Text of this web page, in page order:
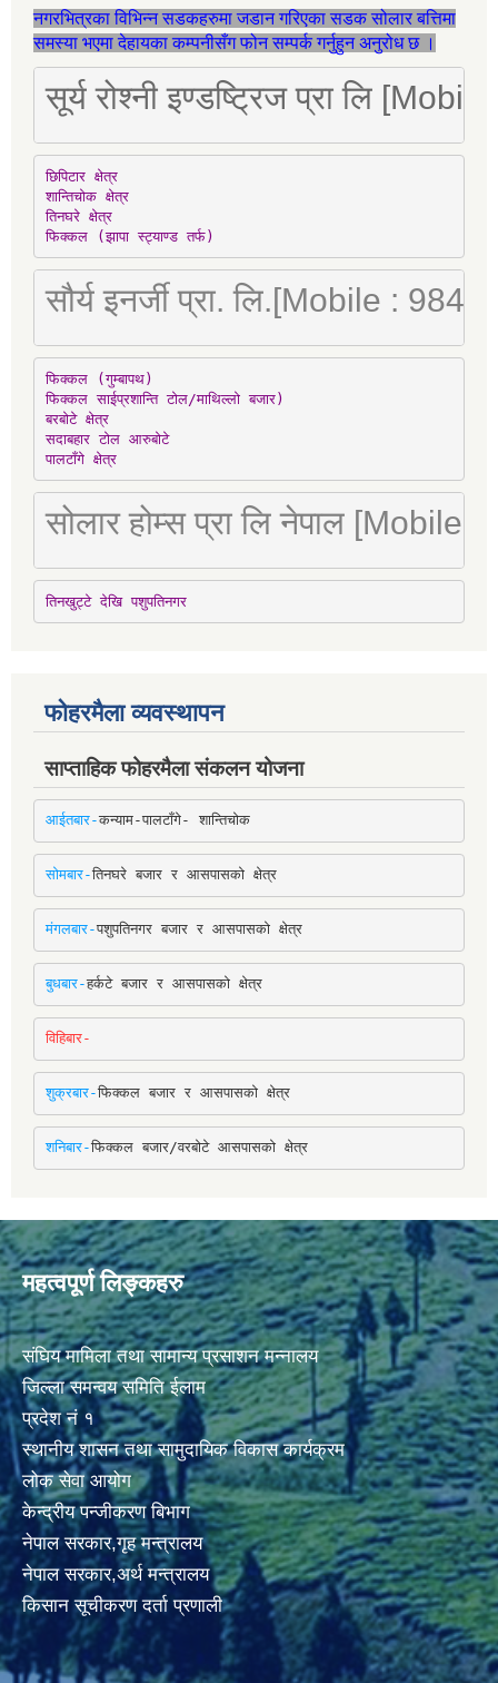
नगरभित्रका विभिन्न सडकहरुमा जडान गरिएका सडक सोलार बत्तिमा
समस्या भएमा देहायका कम्पनीसँग फोन सम्पर्क गर्नुहुन अनुरोध छ ।
सूर्य रोश्नी इण्डष्ट्रिज प्रा लि
छिपिटार क्षेत्र
शान्तिचोक क्षेत्र
तिनघरे क्षेत्र
फिक्कल (झापा स्ट्याण्ड तर्फ)
सौर्य इनर्जी प्रा. लि.[Mobile :
फिक्कल (गुम्बापथ)
फिक्कल साईप्रशान्ति टोल/माथिल्लो बजार)
बरबोटे क्षेत्र
सदाबहार टोल आरुबोटे
पालटाँगे क्षेत्र
सोलार होम्स प्रा लि नेपाल [Mobile
तिनखुट्टे देखि पशुपतिनगर
फोहरमैला व्यवस्थापन
साप्ताहिक फोहरमैला संकलन योजना
आईतबार-कन्याम-पालटाँगे- शान्तिचोक
सोमबार-तिनघरे बजार र आसपासको क्षेत्र
मंगलबार-पशुपतिनगर बजार र आसपासको क्षेत्र
बुधबार-हर्कटे बजार र आसपासको क्षेत्र
विहिबार-
शुक्रबार-फिक्कल बजार र आसपासको क्षेत्र
शनिबार-फिक्कल बजार/वरबोटे आसपासको क्षेत्र
महत्वपूर्ण लिङ्कहरु
संघिय मामिला तथा सामान्य प्रसाशन मन्नालय
जिल्ला समन्वय समिति ईलाम
प्रदेश नं १
स्थानीय शासन तथा सामुदायिक विकास कार्यक्रम
लोक सेवा आयोग
केन्द्रीय पन्जीकरण बिभाग
नेपाल सरकार,गृह मन्त्रालय
नेपाल सरकार,अर्थ मन्त्रालय
किसान सूचीकरण दर्ता प्रणाली